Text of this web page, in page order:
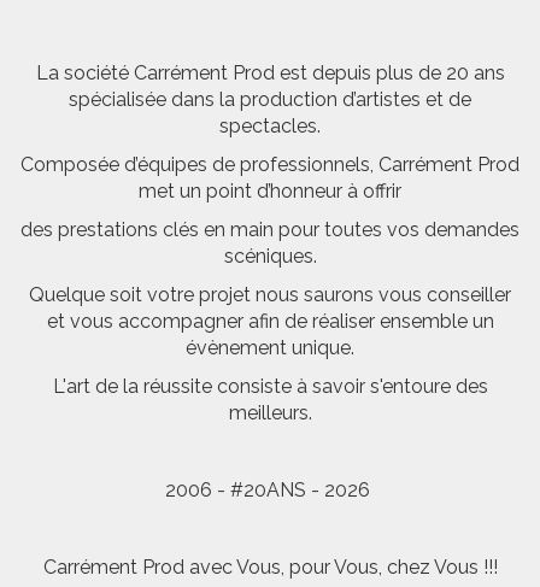
La société Carrément Prod est depuis plus de 20 ans
spécialisée dans la production d’artistes et de
spectacles.
Composée d’équipes de professionnels, Carrément Prod
met un point d’honneur à offrir
des prestations clés en main pour toutes vos demandes
scéniques.
Quelque soit votre projet nous saurons vous conseiller
et vous accompagner afin de réaliser ensemble un
évènement unique.
L'art de la réussite consiste à savoir s'entoure des
meilleurs.
2006 - #20ANS - 2026
Carrément Prod avec Vous, pour Vous, chez Vous !!!